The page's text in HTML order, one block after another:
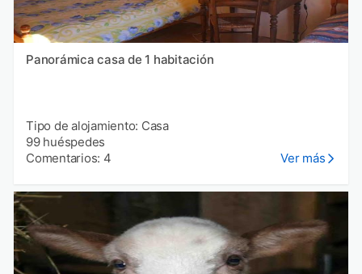
Panorámica casa de 1 habitación
Tipo de alojamiento: Casa
99 huéspedes
Comentarios: 4
Ver más